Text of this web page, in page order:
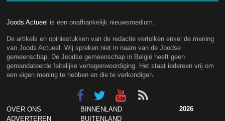
Joods Actueel is een onafhankelijk nieuwsmedium.
De artikels en opiniestukken van de redactie vertolken enkel de mening
van Joods Actueel. Wij spreken niet in naam van de Joodse
gemeenschap. De Joodse gemeenschap in België heeft geen
gemandateerde feitelijke vertegenwoordiging. Het staat iedereen vrij om
een eigen mening te hebben en die te verkondigen.
OVER ONS
ADVERTEREN
BINNENLAND
BUITENLAND
2026